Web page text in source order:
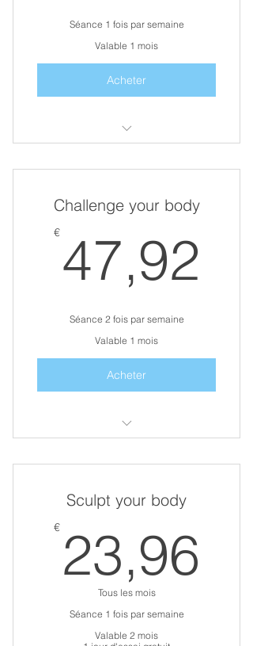
Séance 1 fois par semaine
Valable 1 mois
Acheter
Perte de masse grasse
Prise de masse musculaire
Challenge your body
€ 47,92
Séance 2 fois par semaine
Valable 1 mois
Acheter
Perte de masse grasse
Prise de masse musculaire
Sculpt your body
€ 23,96
Tous les mois
Séance 1 fois par semaine
Valable 2 mois